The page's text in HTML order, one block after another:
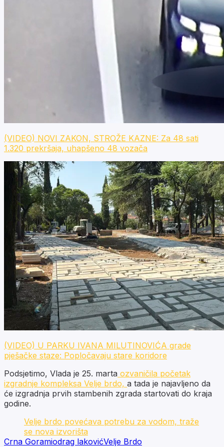
(VIDEO) NOVI ZAKON, STROŽE KAZNE: Za 48 sati
1.320 prekršaja, uhapšeno 48 vozača
(VIDEO) U PARKU IVANA MILUTINOVIĆA grade
pješačke staze: Popločavaju stare koridore
Podsjetimo, Vlada je 25. marta ozvaničila početak
izgradnje kompleksa Velje brdo, a tada je najavljeno da
će izgradnja prvih stambenih zgrada startovati do kraja
godine.
Velje brdo povećava potrebu za vodom, traže
se nova izvorišta
Crna Goramiodrag lakovićVelje Brdo